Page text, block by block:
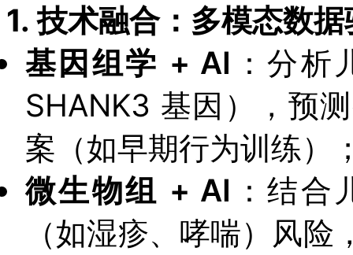
1.技术融合：多模态数
基因组学 + AI ：分
SHANK3 基因），预
案（如早期行为训练）
微生物组 + AI ：结
（如湿疹、哮喘）风